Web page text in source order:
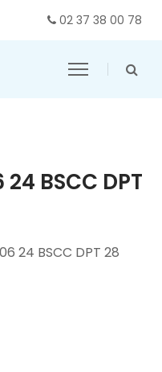
02 37 38 00 78
24 BSCC DPT
24 BSCC DPT 28